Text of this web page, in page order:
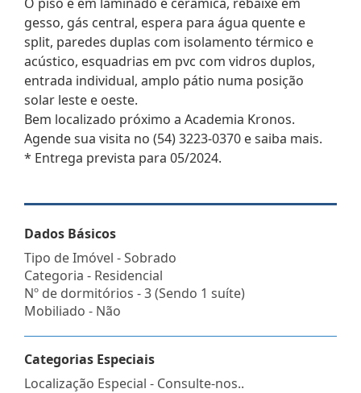
gesso, gás central, espera para água quente e
split, paredes duplas com isolamento térmico e
acústico, esquadrias em pvc com vidros duplos,
entrada individual, amplo pátio numa posição
solar leste e oeste.
Bem localizado próximo a Academia Kronos.
Agende sua visita no (54) 3223-0370 e saiba mais.
* Entrega prevista para 05/2024.
Dados Básicos
Tipo de Imóvel - Sobrado
Categoria - Residencial
Nº de dormitórios - 3 (Sendo 1 suíte)
Mobiliado - Não
Categorias Especiais
Localização Especial - Consulte-nos..